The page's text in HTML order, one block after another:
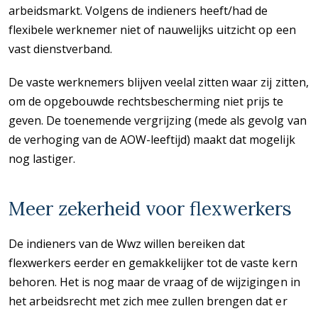
arbeidsmarkt. Volgens de indieners heeft/had de
flexibele werknemer niet of nauwelijks uitzicht op een
vast dienstverband.
De vaste werknemers blijven veelal zitten waar zij zitten,
om de opgebouwde rechtsbescherming niet prijs te
geven. De toenemende vergrijzing (mede als gevolg van
de verhoging van de AOW-leeftijd) maakt dat mogelijk
nog lastiger.
Meer zekerheid voor flexwerkers
De indieners van de Wwz willen bereiken dat
flexwerkers eerder en gemakkelijker tot de vaste kern
behoren. Het is nog maar de vraag of de wijzigingen in
het arbeidsrecht met zich mee zullen brengen dat er